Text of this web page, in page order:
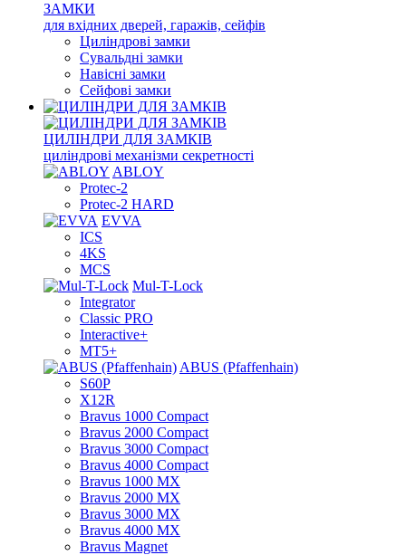
ЗАМКИ
для вхідних дверей, гаражів, сейфів
Циліндрові замки
Сувальдні замки
Навісні замки
Сейфові замки
ЦИЛІНДРИ ДЛЯ ЗАМКІВ
циліндрові механізми секретності
ABLOY
Protec-2
Protec-2 HARD
EVVA
ICS
4KS
MCS
Mul-T-Lock
Integrator
Classic PRO
Interactive+
MT5+
ABUS (Pfaffenhain)
S60P
X12R
Bravus 1000 Compact
Bravus 2000 Compact
Bravus 3000 Compact
Bravus 4000 Compact
Bravus 1000 MX
Bravus 2000 MX
Bravus 3000 MX
Bravus 4000 MX
Bravus Magnet